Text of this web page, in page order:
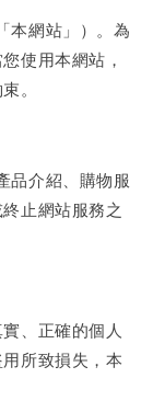
本網站」）。為
使用本網站，
。
品介紹、購物服
止網站服務之
、正確的個人
所致損失，本